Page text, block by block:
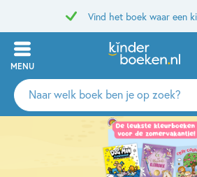
Vind het boek waar een
MENU
Zoeken
naar